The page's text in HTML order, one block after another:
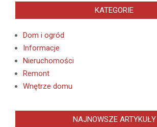
KATEGORIE
Dom i ogród
Informacje
Nieruchomości
Remont
Wnętrze domu
NAJNOWSZE ARTYKUŁY